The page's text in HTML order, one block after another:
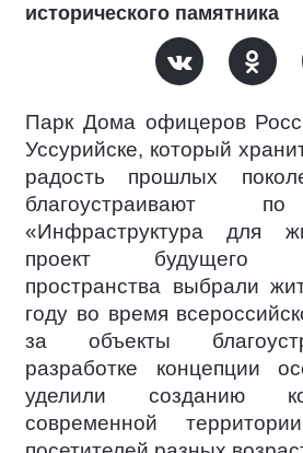
исторического памятника
Парк Дома офицеров
Уссурийске, который
радость прошлых
благоустраивают
«Инфраструктура для
проект будущего
пространства выбрали
году во время
за объекты
разработке концепции
уделили созданию
современной